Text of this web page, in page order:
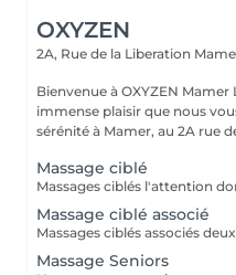
OXYZEN
2A, Rue de la Liberation
Bienvenue à OXYZEN Mamer
immense plaisir que nous
sérénité à Mamer, au 2A rue
Massage ciblé
Massage ciblé associé
Massage Seniors